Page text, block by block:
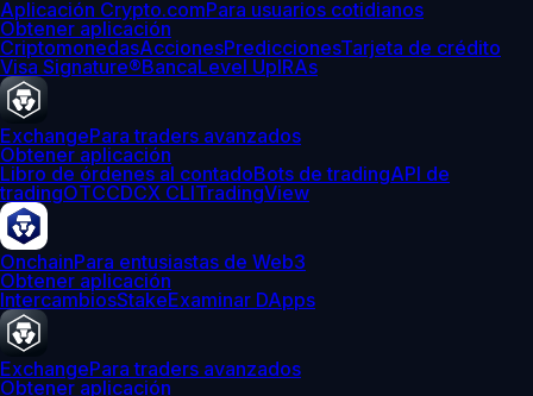
Aplicación Crypto.comPara usuarios cotidianos
Obtener aplicación
CriptomonedasAccionesPrediccionesTarjeta de crédito
Visa Signature®BancaLevel UpIRAs
ExchangePara traders avanzados
Obtener aplicación
Libro de órdenes al contadoBots de tradingAPI de
tradingOTCCDCX CLITradingView
OnchainPara entusiastas de Web3
Obtener aplicación
IntercambiosStakeExaminar DApps
ExchangePara traders avanzados
Obtener aplicación